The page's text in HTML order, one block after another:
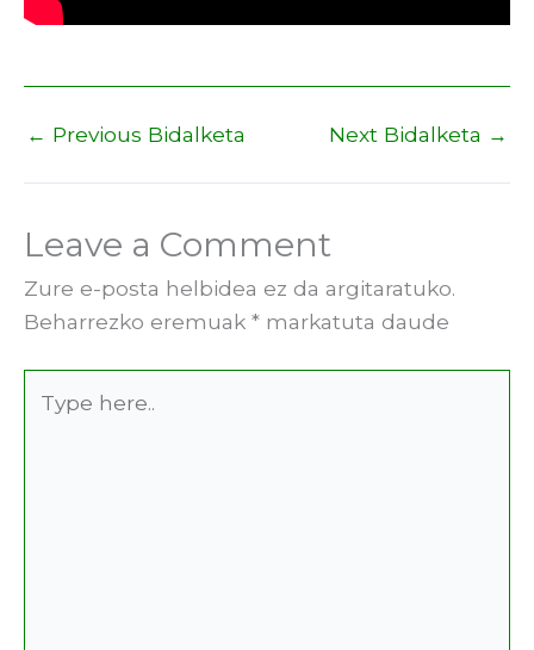
← Previous Bidalketa Next Bidalketa →
Leave a Comment
Zure e-posta helbidea ez da argitaratuko.
Beharrezko eremuak * markatuta daude
here..